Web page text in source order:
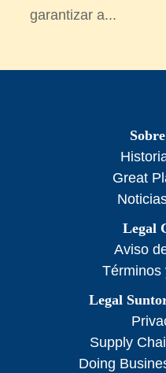
garantizar a...
Great
Legal
Aviso
Términos
Legal
Supply
Doing